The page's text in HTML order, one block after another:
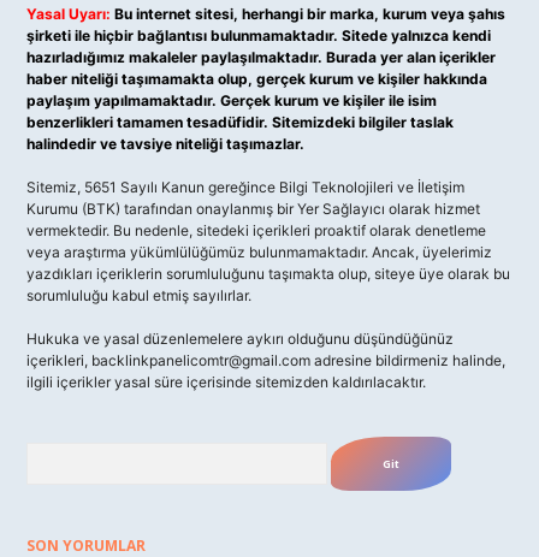
Yasal Uyarı: Bu internet sitesi, herhangi bir marka, kurum veya şahıs
şirketi ile hiçbir bağlantısı bulunmamaktadır. Sitede yalnızca kendi
hazırladığımız makaleler paylaşılmaktadır. Burada yer alan içerikler
haber niteliği taşımamakta olup, gerçek kurum ve kişiler hakkında
paylaşım yapılmamaktadır. Gerçek kurum ve kişiler ile isim
benzerlikleri tamamen tesadüfidir. Sitemizdeki bilgiler taslak
halindedir ve tavsiye niteliği taşımazlar.
Sitemiz, 5651 Sayılı Kanun gereğince Bilgi Teknolojileri ve İletişim
Kurumu (BTK) tarafından onaylanmış bir Yer Sağlayıcı olarak hizmet
vermektedir. Bu nedenle, sitedeki içerikleri proaktif olarak denetleme
veya araştırma yükümlülüğümüz bulunmamaktadır. Ancak, üyelerimiz
yazdıkları içeriklerin sorumluluğunu taşımakta olup, siteye üye olarak bu
sorumluluğu kabul etmiş sayılırlar.
Hukuka ve yasal düzenlemelere aykırı olduğunu düşündüğünüz
içerikleri, backlinkpanelicomtr@gmail.com adresine bildirmeniz halinde,
ilgili içerikler yasal süre içerisinde sitemizden kaldırılacaktır.
SON YORUMLAR